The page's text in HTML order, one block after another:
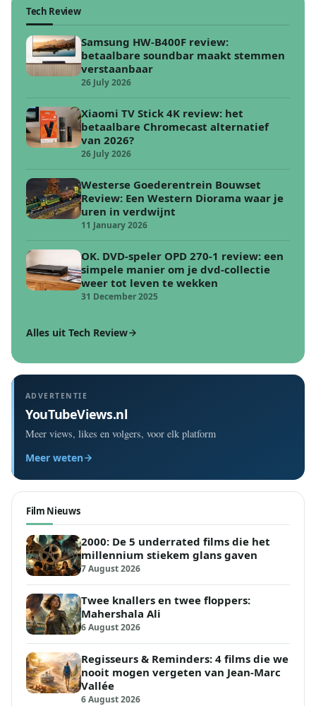
Tech Review
Samsung HW-B400F review:
betaalbare soundbar maakt stemmen
verstaanbaar
26 July 2026
Xiaomi TV Stick 4K review: het
betaalbare Chromecast alternatief
van 2026?
26 July 2026
Westerse Goederentrein Bouwset
Review: Een Western Diorama waar je
uren in verdwijnt
11 January 2026
OK. DVD-speler OPD 270-1 review: een
simpele manier om je dvd-collectie
weer tot leven te wekken
31 December 2025
Alles uit Tech Review
ADVERTENTIE
YouTubeViews.nl
Meer views, likes en volgers, voor elk platform
Meer weten
Film Nieuws
2000: De 5 underrated films die het
millennium stiekem glans gaven
7 August 2026
Twee knallers en twee floppers:
Mahershala Ali
6 August 2026
Regisseurs & Reminders: 4 films die we
nooit mogen vergeten van Jean-Marc
Vallée
6 August 2026